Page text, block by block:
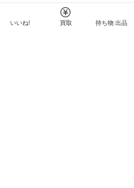
いいね! 買取 持ち物 出品